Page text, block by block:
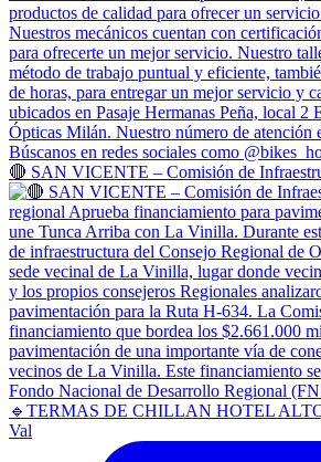
🔴 SAN VICENTE – Comisión de
🔹TERMAS DE CHILLAN HOTEL
Val